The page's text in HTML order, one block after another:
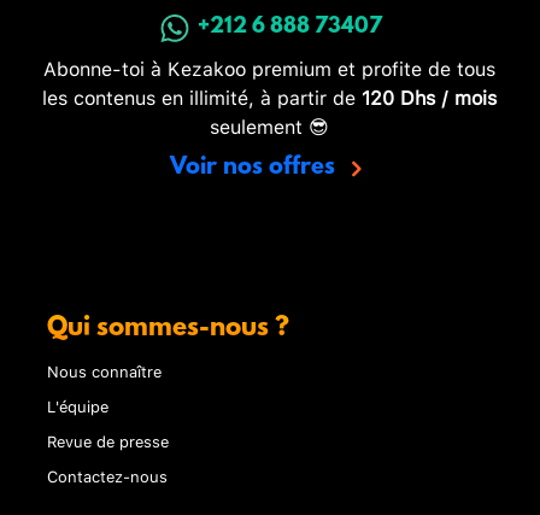
+212 6 888 73407
Abonne-toi à Kezakoo premium et profite de tous
les contenus en illimité, à partir de 120 Dhs / mois
seulement 😎
Voir nos offres
Qui sommes-nous ?
Nous connaître
L'équipe
Revue de presse
Contactez-nous